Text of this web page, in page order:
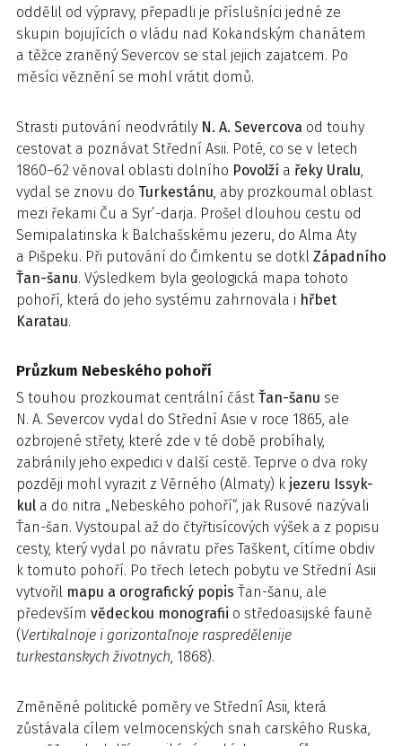
oddělil od výpravy, přepadli je příslušníci jedné ze
skupin bojujících o vládu nad Kokandským chanátem
a těžce zraněný Severcov se stal jejich zajatcem. Po
měsíci věznění se mohl vrátit domů.
Strasti putování neodvrátily N. A. Severcova od touhy
cestovat a poznávat Střední Asii. Poté, co se v letech
1860–62 věnoval oblasti dolního Povolží a řeky Uralu,
vydal se znovu do Turkestánu, aby prozkoumal oblast
mezi řekami Ču a Syr’-darja. Prošel dlouhou cestu od
Semipalatinska k Balchašskému jezeru, do Alma Aty
a Piš­peku. Při putování do Čimkentu se dotkl Západního
Ťan-šanu. Výsledkem byla geologická mapa tohoto
pohoří, která do jeho systému zahrnovala i hřbet
Karatau.
Průzkum Nebeského pohoří
S touhou prozkoumat centrální část Ťan-šanu se
N. A. Severcov vydal do Střední Asie v roce 1865, ale
ozbrojené střety, které zde v té době probíhaly,
zabránily jeho expedici v další cestě. Teprve o dva roky
později mohl vyrazit z Věrného (Almaty) k jezeru Issyk-
kul a do nitra „Nebeského pohoří“, jak Rusové nazývali
Ťan-šan. Vystoupal až do čtyřtisícových výšek a z popisu
cesty, který vydal po návratu přes Taškent, cítíme obdiv
k tomuto pohoří. Po třech letech pobytu ve Střední Asii
vytvořil mapu a orografický popis Ťan-šanu, ale
především vědeckou monografii o středoasijské fauně
(Vertikalnoje i gorizontaľnoje raspredělenije
turkestanskych životnych, 1868).
Změněné politické poměry ve Střední Asii, která
zůstávala cílem velmocenských snah carského Ruska,